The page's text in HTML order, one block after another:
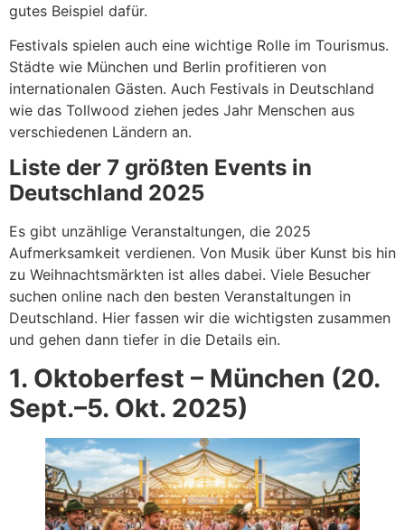
gutes Beispiel dafür.
Festivals spielen auch eine wichtige Rolle im Tourismus.
Städte wie München und Berlin profitieren von
internationalen Gästen. Auch Festivals in Deutschland
wie das Tollwood ziehen jedes Jahr Menschen aus
verschiedenen Ländern an.
Liste der 7 größten Events in
Deutschland 2025
Es gibt unzählige Veranstaltungen, die 2025
Aufmerksamkeit verdienen. Von Musik über Kunst bis hin
zu Weihnachtsmärkten ist alles dabei. Viele Besucher
suchen online nach den besten Veranstaltungen in
Deutschland. Hier fassen wir die wichtigsten zusammen
und gehen dann tiefer in die Details ein.
1. Oktoberfest – München (20.
Sept.–5. Okt. 2025)